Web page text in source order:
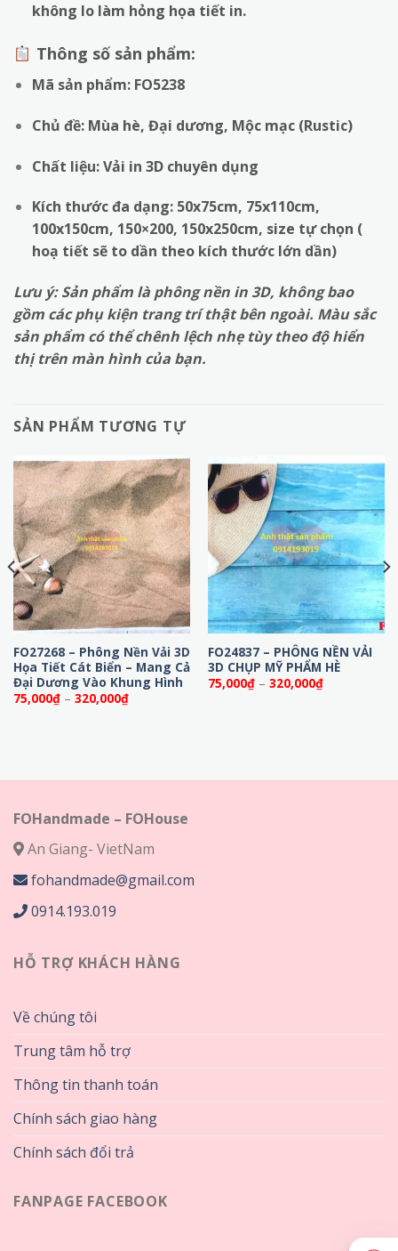
không lo làm hỏng họa tiết in.
Thông số sản phẩm:
Mã sản phẩm:FO5238
Chủ đề: Mùa hè, Đại dương, Mộc mạc (Rustic)
Chất liệu: Vải in 3D chuyên dụng
Kích thước đa dạng: 50x75cm, 75x110cm,
100x150cm, 150×200, 150x250cm, size tự chọn (
hoạ tiết sẽ to dần theo kích thước lớn dần)
Lưu ý: Sản phẩm là phông nền in 3D, không bao
gồm các phụ kiện trang trí thật bên ngoài. Màu sắc
sản phẩm có thể chênh lệch nhẹ tùy theo độ hiển
thị trên màn hình của bạn.
SẢN PHẨM TƯƠNG TỰ
FO27268 – Phông Nền Vải 3D
Họa Tiết Cát Biển – Mang Cả
Đại Dương Vào Khung Hình
75,000₫ – 320,000₫Khoảng
giá:
FO24837 – PHÔNG NỀN VẢI
3D CHỤP MỸ PHẨM HÈ
75,000₫ – 320,000₫Khoảng
giá:
FOHandmade – FOHouse
An Giang- VietNam
fohandmade@gmail.com
0914.193.019
HỖ TRỢ KHÁCH HÀNG
Về chúng tôi
Trung tâm hỗ trợ
Thông tin thanh toán
Chính sách giao hàng
Chính sách đổi trả
FANPAGE FACEBOOK